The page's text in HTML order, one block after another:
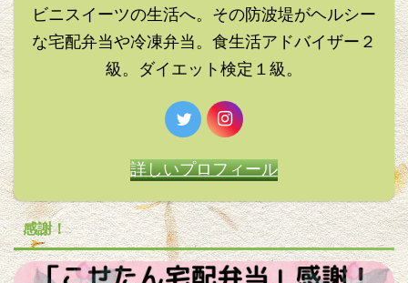
ビニスイーツの生活へ。その防波堤がヘルシー
な宅配弁当や冷凍弁当。食生活アドバイザー２
級。ダイエット検定１級。
詳しいプロフィール
感謝！